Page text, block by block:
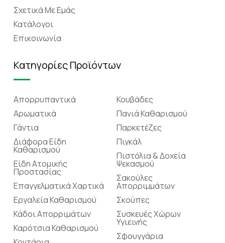
Σχετικά Mε Eμάς
Κατάλογοι
Επικοινωνία
Κατηγορίες Προϊόντων
Απορρυπαντικά
Αρωματικά
Γάντια
Διάφορα Είδη
Καθαρισμού
Είδη Ατομικής
Προστασίας
Επαγγελματικά Χαρτικά
Εργαλεία Καθαρισμού
Κάδοι Απορριμάτων
Καρότσια Καθαρισμού
Κουβάδες
Πανιά Καθαρισμού
Παρκετέζες
Πιγκάλ
Πιστόλια & Δοχεία
Ψεκασμού
Σακούλες
Απορριμμάτων
Σκούπες
Συσκευές Χώρων
Υγιεινής
Σφουγγάρια